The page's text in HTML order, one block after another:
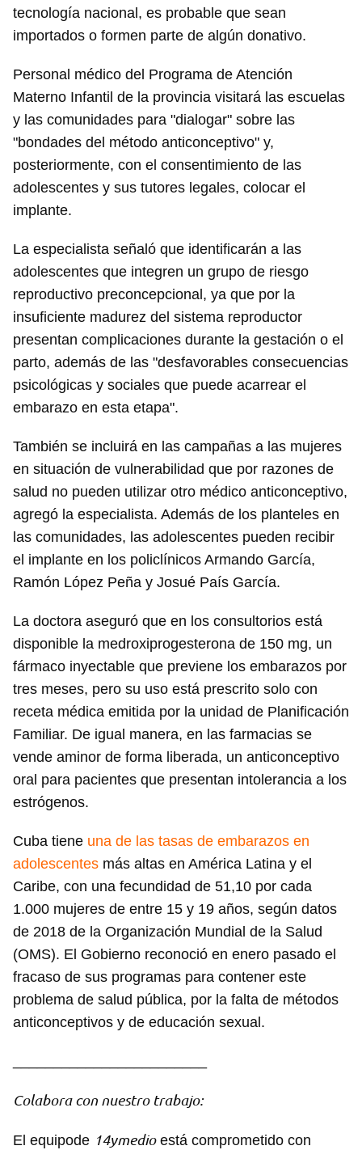
tecnología nacional, es probable que sean
importados o formen parte de algún donativo.
Personal médico del Programa de Atención
Materno Infantil de la provincia visitará las escuelas
y las comunidades para "dialogar" sobre las
"bondades del método anticonceptivo" y,
posteriormente, con el consentimiento de las
adolescentes y sus tutores legales, colocar el
implante.
La especialista señaló que identificarán a las
adolescentes que integren un grupo de riesgo
reproductivo preconcepcional, ya que por la
insuficiente madurez del sistema reproductor
presentan complicaciones durante la gestación o el
parto, además de las "desfavorables consecuencias
psicológicas y sociales que puede acarrear el
embarazo en esta etapa".
También se incluirá en las campañas a las mujeres
en situación de vulnerabilidad que por razones de
salud no pueden utilizar otro médico anticonceptivo,
agregó la especialista. Además de los planteles en
las comunidades, las adolescentes pueden recibir
el implante en los policlínicos Armando García,
Ramón López Peña y Josué País García.
La doctora aseguró que en los consultorios está
disponible la medroxiprogesterona de 150 mg, un
fármaco inyectable que previene los embarazos por
tres meses, pero su uso está prescrito solo con
receta médica emitida por la unidad de Planificación
Familiar. De igual manera, en las farmacias se
vende aminor de forma liberada, un anticonceptivo
oral para pacientes que presentan intolerancia a los
estrógenos.
Cuba tiene una de las tasas de embarazos en
adolescentes más altas en América Latina y el
Caribe, con una fecundidad de 51,10 por cada
1.000 mujeres de entre 15 y 19 años, según datos
de 2018 de la Organización Mundial de la Salud
(OMS). El Gobierno reconoció en enero pasado el
fracaso de sus programas para contener este
problema de salud pública, por la falta de métodos
anticonceptivos y de educación sexual.
Colabora con nuestro trabajo:
El equipode 14ymedioestá comprometido con